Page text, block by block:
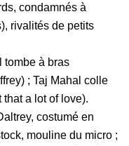
condamnés à
rivalités de petits
tombe à bras
; Taj Mahal colle
that a lot of love).
costumé en
mouline du micro ;